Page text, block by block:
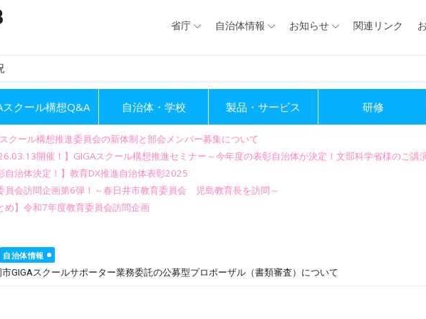
省庁 自治体情報 お知らせ 関連リンク
スクール構想Q&A 自治体・学校 製品・サービス 研修
クール構想推進委員会の新体制と部会メンバー募集について
開催！】GIGAスクール構想推進セミナー～今年度の表彰自治体が決定！文部科学省様のご講
自治体決定！】教育DX推進自治体表彰2025
員会訪問企画第6弾！～春日井市教育委員会 児島教育長を訪問～
め】令和7年度教育委員会訪問企画
自治体情報
GIGAスクールサポーター業務委託の公募型プロポーザル（書類審査）について